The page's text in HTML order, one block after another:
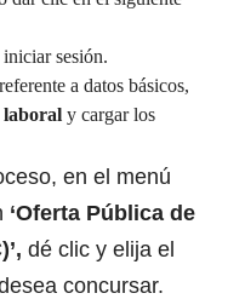
iniciar sesión.
a datos básicos,
laboral y cargar los
en el menú
‘Oferta Pública de
dé clic y elija el
concursar.